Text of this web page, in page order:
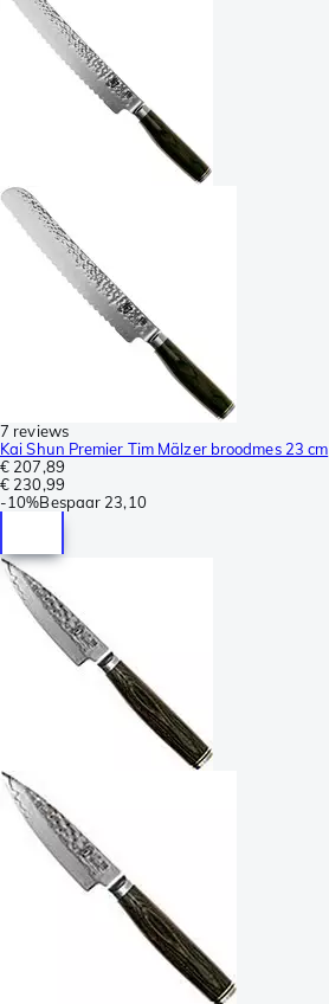
7 reviews
Kai Shun Premier Tim Mälzer broodmes 23 cm
€ 207,89
€ 230,99
-10%Bespaar 23,10